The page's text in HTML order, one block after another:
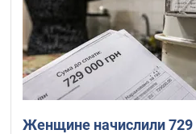
Женщине начислили 729